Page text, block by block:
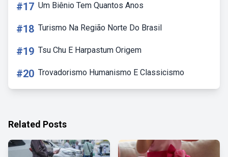
#17 Um Biênio Tem Quantos Anos
#18 Turismo Na Região Norte Do Brasil
#19 Tsu Chu E Harpastum Origem
#20 Trovadorismo Humanismo E Classicismo
Related Posts